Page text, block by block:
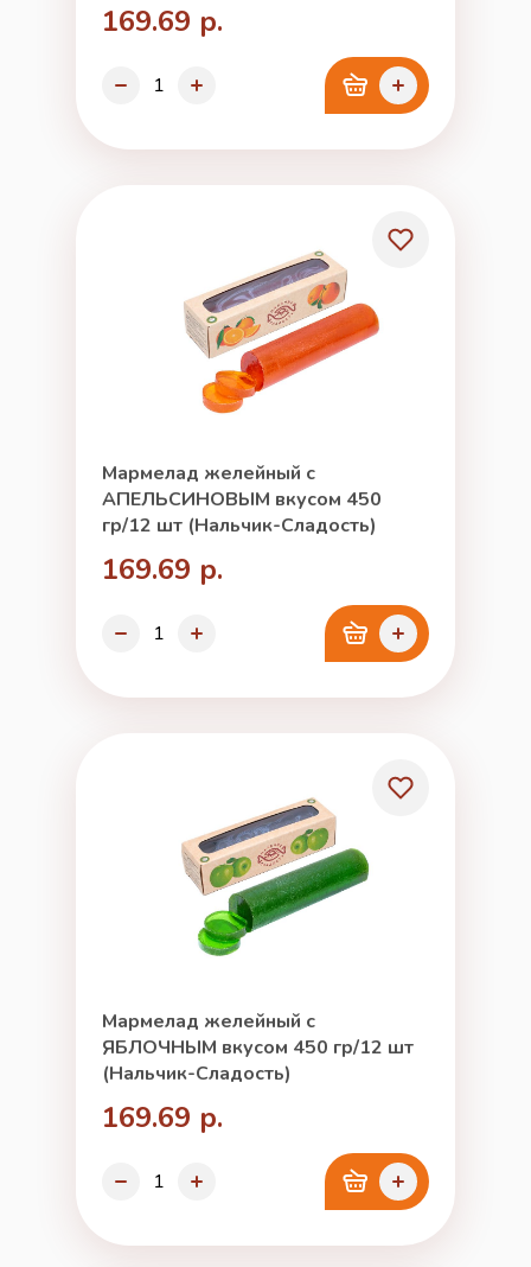
169.69 р.
Мармелад желейный с
АПЕЛЬСИНОВЫМ вкусом 450
гр/12 шт (Нальчик-Сладость)
169.69 р.
Мармелад желейный с
ЯБЛОЧНЫМ вкусом 450 гр/12 шт
(Нальчик-Сладость)
169.69 р.